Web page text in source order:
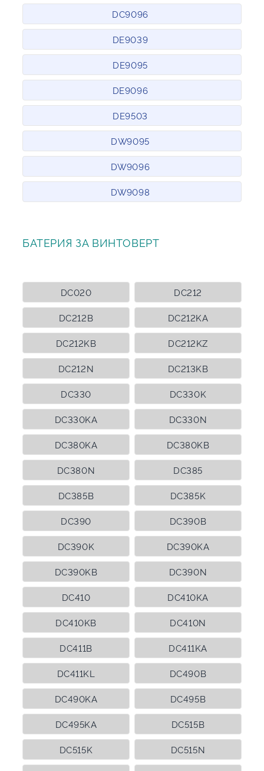
DC9096
DE9039
DE9095
DE9096
DE9503
DW9095
DW9096
DW9098
БАТЕРИЯ ЗА ВИНТОВЕРТ
DC020 DC212
DC212B DC212KA
DC212KB DC212KZ
DC212N DC213KB
DC330 DC330K
DC330KA DC330N
DC380KA DC380KB
DC380N DC385
DC385B DC385K
DC390 DC390B
DC390K DC390KA
DC390KB DC390N
DC410 DC410KA
DC410KB DC410N
DC411B DC411KA
DC411KL DC490B
DC490KA DC495B
DC495KA DC515B
DC515K DC515N